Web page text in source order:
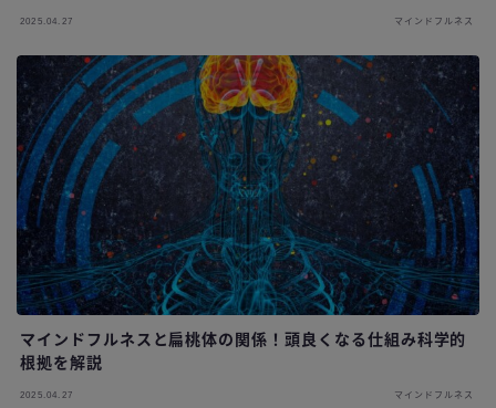
2025.04.27 マインドフルネス
マインドフルネスと扁桃体の関係！頭良くなる仕組み科学的
根拠を解説
2025.04.27 マインドフルネス